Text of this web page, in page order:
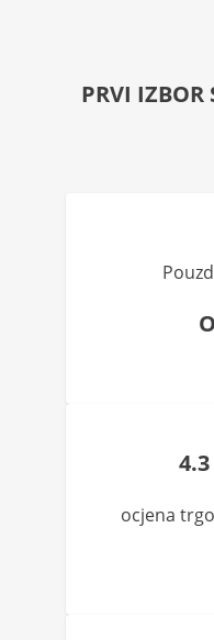
PRVI IZBOR
4.3
ocjena